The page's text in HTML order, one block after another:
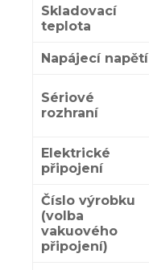
Skladovací
teplota
Napájecí napětí
Sériové
rozhraní
Elektrické
připojení
Číslo výrobku
(volba
vakuového
připojení)